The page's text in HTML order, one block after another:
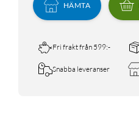
HÄMTA
Fri frakt från 599:-
Snabba leveranser